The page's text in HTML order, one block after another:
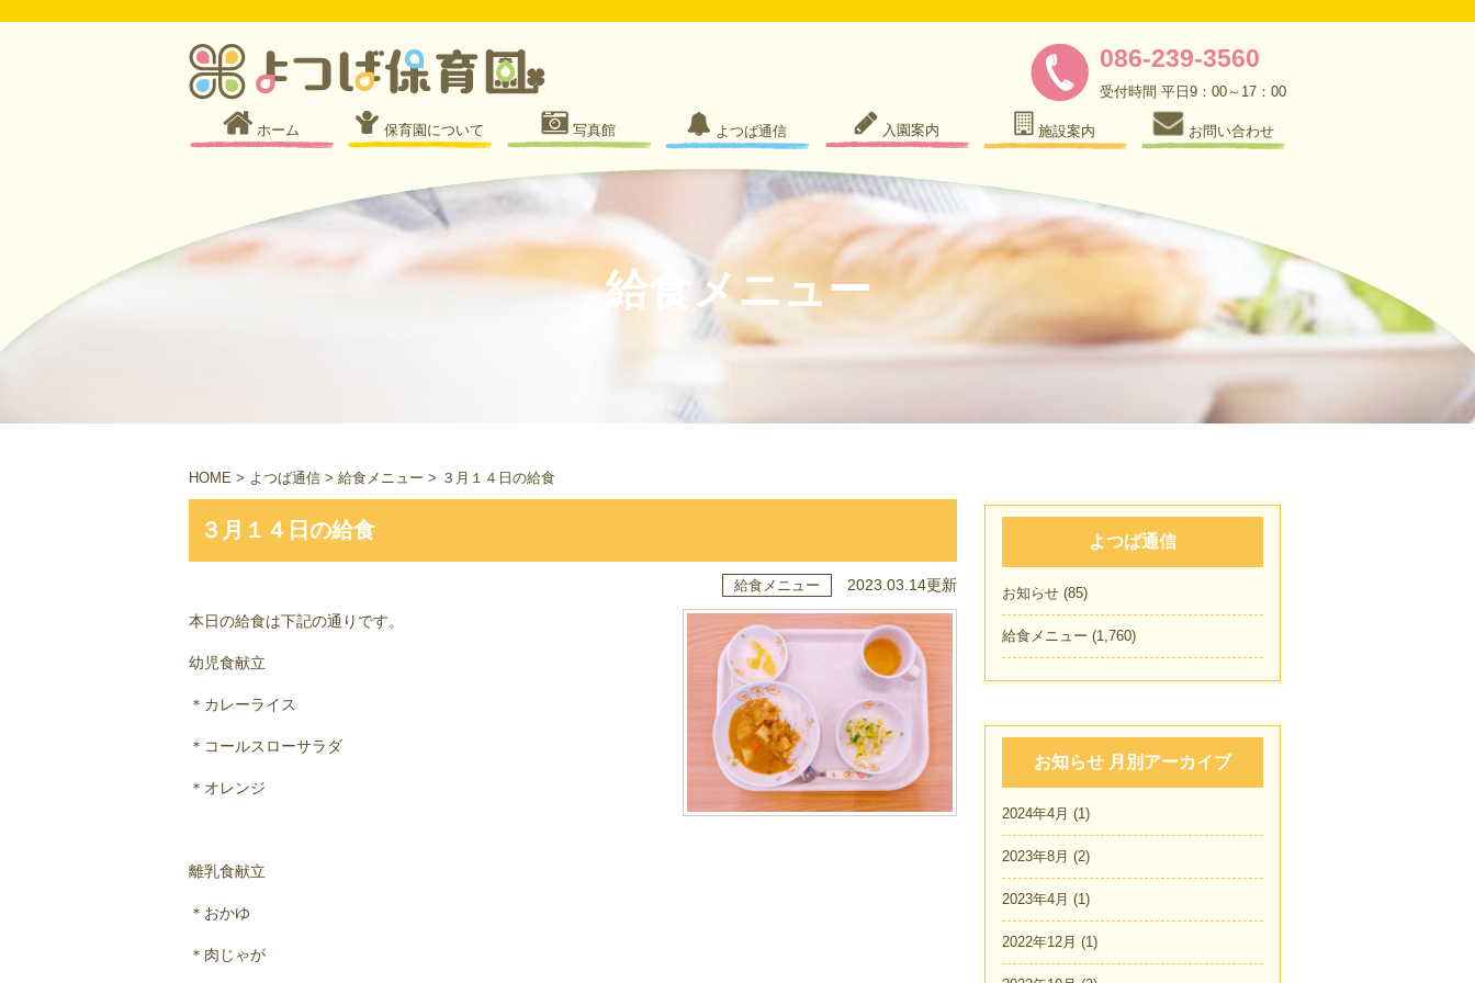
086-239-3560
受付時間 平日9：00～17：00
ホーム 保育園について 写真館 よつば通信 入園案内 施設案内 お問い合わせ
給食メニュー
HOME > よつば通信 > 給食メニュー > ３月１４日の給食
３月１４日の給食
給食メニュー 2023.03.14更新
本日の給食は下記の通りです。
幼児食献立
＊カレーライス
＊コールスローサラダ
＊オレンジ
離乳食献立
＊おかゆ
＊肉じゃが
よつば通信
お知らせ (85)
給食メニュー (1,760)
お知らせ 月別アーカイブ
2024年4月 (1)
2023年8月 (2)
2023年4月 (1)
2022年12月 (1)